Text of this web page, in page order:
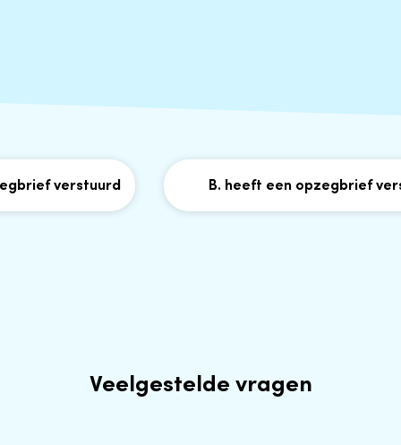
verstuurd B. heeft een opzegbrief
Veelgestelde vragen